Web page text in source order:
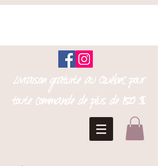
Livraison gratuite au Québec pour
toute commande de plus de 150 $